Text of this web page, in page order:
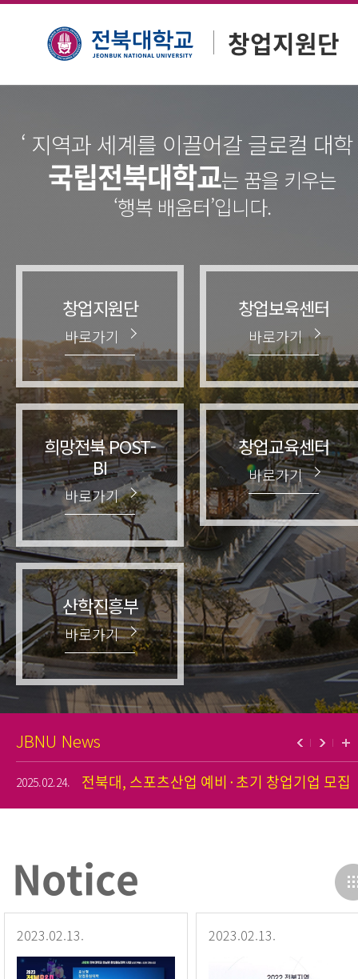
창업지원단
‘ 지역과 세계를 이끌어갈 글로컬 대학
국립전북대학교는 꿈을 키우는
‘행복 배움터’입니다.
창업지원단
바로가기
창업보육센터
바로가기
희망전북 POST-
BI
바로가기
창업교육센터
바로가기
산학진흥부
바로가기
JBNU News
2025.02.24. 전북대, 스포츠산업 예비·초기 창업기업 모집
Notice
2023.02.13. 2023.02.13.